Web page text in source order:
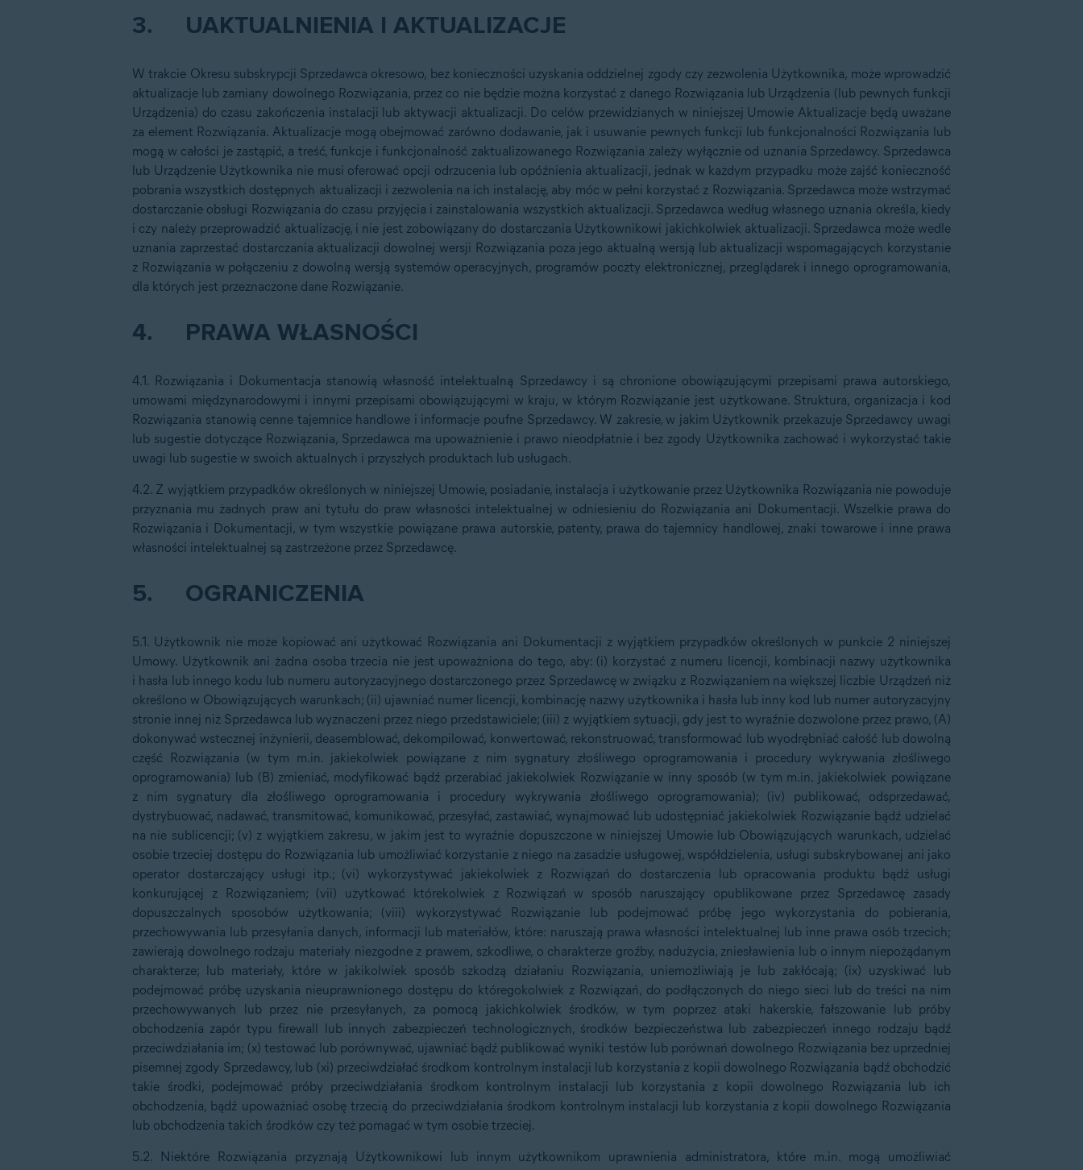
3. UAKTUALNIENIA I AKTUALIZACJE
W trakcie Okresu subskrypcji Sprzedawca okresowo, bez konieczności uzyskania oddzielnej zgody czy zezwolenia Użytkownika, może wprowadzić
aktualizacje lub zamiany dowolnego Rozwiązania, przez co nie będzie można korzystać z danego Rozwiązania lub Urządzenia (lub pewnych funkcji
Urządzenia) do czasu zakończenia instalacji lub aktywacji aktualizacji. Do celów przewidzianych w niniejszej Umowie Aktualizacje będą uważane
za element Rozwiązania. Aktualizacje mogą obejmować zarówno dodawanie, jak i usuwanie pewnych funkcji lub funkcjonalności Rozwiązania lub
mogą w całości je zastąpić, a treść, funkcje i funkcjonalność zaktualizowanego Rozwiązania zależy wyłącznie od uznania Sprzedawcy. Sprzedawca
lub Urządzenie Użytkownika nie musi oferować opcji odrzucenia lub opóźnienia aktualizacji, jednak w każdym przypadku może zajść konieczność
pobrania wszystkich dostępnych aktualizacji i zezwolenia na ich instalację, aby móc w pełni korzystać z Rozwiązania. Sprzedawca może wstrzymać
dostarczanie obsługi Rozwiązania do czasu przyjęcia i zainstalowania wszystkich aktualizacji. Sprzedawca według własnego uznania określa, kiedy
i czy należy przeprowadzić aktualizację, i nie jest zobowiązany do dostarczania Użytkownikowi jakichkolwiek aktualizacji. Sprzedawca może wedle
uznania zaprzestać dostarczania aktualizacji dowolnej wersji Rozwiązania poza jego aktualną wersją lub aktualizacji wspomagających korzystanie
z Rozwiązania w połączeniu z dowolną wersją systemów operacyjnych, programów poczty elektronicznej, przeglądarek i innego oprogramowania,
dla których jest przeznaczone dane Rozwiązanie.
4. PRAWA WŁASNOŚCI
4.1. Rozwiązania i Dokumentacja stanowią własność intelektualną Sprzedawcy i są chronione obowiązującymi przepisami prawa autorskiego,
umowami międzynarodowymi i innymi przepisami obowiązującymi w kraju, w którym Rozwiązanie jest użytkowane. Struktura, organizacja i kod
Rozwiązania stanowią cenne tajemnice handlowe i informacje poufne Sprzedawcy. W zakresie, w jakim Użytkownik przekazuje Sprzedawcy uwagi
lub sugestie dotyczące Rozwiązania, Sprzedawca ma upoważnienie i prawo nieodpłatnie i bez zgody Użytkownika zachować i wykorzystać takie
uwagi lub sugestie w swoich aktualnych i przyszłych produktach lub usługach.
4.2. Z wyjątkiem przypadków określonych w niniejszej Umowie, posiadanie, instalacja i użytkowanie przez Użytkownika Rozwiązania nie powoduje
przyznania mu żadnych praw ani tytułu do praw własności intelektualnej w odniesieniu do Rozwiązania ani Dokumentacji. Wszelkie prawa do
Rozwiązania i Dokumentacji, w tym wszystkie powiązane prawa autorskie, patenty, prawa do tajemnicy handlowej, znaki towarowe i inne prawa
własności intelektualnej są zastrzeżone przez Sprzedawcę.
5. OGRANICZENIA
5.1. Użytkownik nie może kopiować ani użytkować Rozwiązania ani Dokumentacji z wyjątkiem przypadków określonych w punkcie 2 niniejszej
Umowy. Użytkownik ani żadna osoba trzecia nie jest upoważniona do tego, aby: (i) korzystać z numeru licencji, kombinacji nazwy użytkownika
i hasła lub innego kodu lub numeru autoryzacyjnego dostarczonego przez Sprzedawcę w związku z Rozwiązaniem na większej liczbie Urządzeń niż
określono w Obowiązujących warunkach; (ii) ujawniać numer licencji, kombinację nazwy użytkownika i hasła lub inny kod lub numer autoryzacyjny
stronie innej niż Sprzedawca lub wyznaczeni przez niego przedstawiciele; (iii) z wyjątkiem sytuacji, gdy jest to wyraźnie dozwolone przez prawo, (A)
dokonywać wstecznej inżynierii, deasemblować, dekompilować, konwertować, rekonstruować, transformować lub wyodrębniać całość lub dowolną
część Rozwiązania (w tym m.in. jakiekolwiek powiązane z nim sygnatury złośliwego oprogramowania i procedury wykrywania złośliwego
oprogramowania) lub (B) zmieniać, modyfikować bądź przerabiać jakiekolwiek Rozwiązanie w inny sposób (w tym m.in. jakiekolwiek powiązane
z nim sygnatury dla złośliwego oprogramowania i procedury wykrywania złośliwego oprogramowania); (iv) publikować, odsprzedawać,
dystrybuować, nadawać, transmitować, komunikować, przesyłać, zastawiać, wynajmować lub udostępniać jakiekolwiek Rozwiązanie bądź udzielać
na nie sublicencji; (v) z wyjątkiem zakresu, w jakim jest to wyraźnie dopuszczone w niniejszej Umowie lub Obowiązujących warunkach, udzielać
osobie trzeciej dostępu do Rozwiązania lub umożliwiać korzystanie z niego na zasadzie usługowej, współdzielenia, usługi subskrybowanej ani jako
operator dostarczający usługi itp.; (vi) wykorzystywać jakiekolwiek z Rozwiązań do dostarczenia lub opracowania produktu bądź usługi
konkurującej z Rozwiązaniem; (vii) użytkować którekolwiek z Rozwiązań w sposób naruszający opublikowane przez Sprzedawcę zasady
dopuszczalnych sposobów użytkowania; (viii) wykorzystywać Rozwiązanie lub podejmować próbę jego wykorzystania do pobierania,
przechowywania lub przesyłania danych, informacji lub materiałów, które: naruszają prawa własności intelektualnej lub inne prawa osób trzecich;
zawierają dowolnego rodzaju materiały niezgodne z prawem, szkodliwe, o charakterze groźby, nadużycia, zniesławienia lub o innym niepożądanym
charakterze; lub materiały, które w jakikolwiek sposób szkodzą działaniu Rozwiązania, uniemożliwiają je lub zakłócają; (ix) uzyskiwać lub
podejmować próbę uzyskania nieuprawnionego dostępu do któregokolwiek z Rozwiązań, do podłączonych do niego sieci lub do treści na nim
przechowywanych lub przez nie przesyłanych, za pomocą jakichkolwiek środków, w tym poprzez ataki hakerskie, fałszowanie lub próby
obchodzenia zapór typu firewall lub innych zabezpieczeń technologicznych, środków bezpieczeństwa lub zabezpieczeń innego rodzaju bądź
przeciwdziałania im; (x) testować lub porównywać, ujawniać bądź publikować wyniki testów lub porównań dowolnego Rozwiązania bez uprzedniej
pisemnej zgody Sprzedawcy, lub (xi) przeciwdziałać środkom kontrolnym instalacji lub korzystania z kopii dowolnego Rozwiązania bądź obchodzić
takie środki, podejmować próby przeciwdziałania środkom kontrolnym instalacji lub korzystania z kopii dowolnego Rozwiązania lub ich
obchodzenia, bądź upoważniać osobę trzecią do przeciwdziałania środkom kontrolnym instalacji lub korzystania z kopii dowolnego Rozwiązania
lub obchodzenia takich środków czy też pomagać w tym osobie trzeciej.
5.2. Niektóre Rozwiązania przyznają Użytkownikowi lub innym użytkownikom uprawnienia administratora, które m.in. mogą umożliwiać